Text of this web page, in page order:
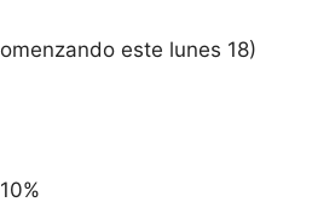
este lunes 18)
10%